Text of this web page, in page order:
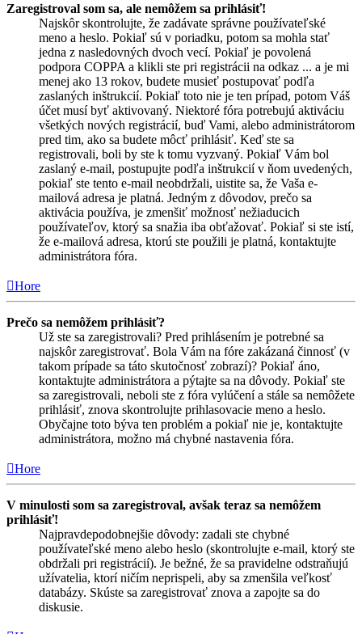
Zaregistroval som sa, ale nemôžem sa prihlásiť!
Najskôr skontrolujte, že zadávate správne používateľské
meno a heslo. Pokiaľ sú v poriadku, potom sa mohla stať
jedna z nasledovných dvoch vecí. Pokiaľ je povolená
podpora COPPA a klikli ste pri registrácii na odkaz ... a je mi
menej ako 13 rokov, budete musieť postupovať podľa
zaslaných inštrukcií. Pokiaľ toto nie je ten prípad, potom Váš
účet musí byť aktivovaný. Niektoré fóra potrebujú aktiváciu
všetkých nových registrácií, buď Vami, alebo administrátorom
pred tim, ako sa budete môcť prihlásiť. Keď ste sa
registrovali, boli by ste k tomu vyzvaný. Pokiaľ Vám bol
zaslaný e-mail, postupujte podľa inštrukcií v ňom uvedených,
pokiaľ ste tento e-mail neobdržali, uistite sa, že Vaša e-
mailová adresa je platná. Jedným z dôvodov, prečo sa
aktivácia používa, je zmenšiť možnosť nežiaducich
používateľov, ktorý sa snažia iba obťažovať. Pokiaľ si ste istí,
že e-mailová adresa, ktorú ste použili je platná, kontaktujte
administrátora fóra.
Hore
Prečo sa nemôžem prihlásiť?
Už ste sa zaregistrovali? Pred prihlásením je potrebné sa
najskôr zaregistrovať. Bola Vám na fóre zakázaná činnosť (v
takom prípade sa táto skutočnosť zobrazí)? Pokiaľ áno,
kontaktujte administrátora a pýtajte sa na dôvody. Pokiaľ ste
sa zaregistrovali, neboli ste z fóra vylúčení a stále sa nemôžete
prihlásiť, znova skontrolujte prihlasovacie meno a heslo.
Obyčajne toto býva ten problém a pokiaľ nie je, kontaktujte
administrátora, možno má chybné nastavenia fóra.
Hore
V minulosti som sa zaregistroval, avšak teraz sa nemôžem
prihlásiť!
Najpravdepodobnejšie dôvody: zadali ste chybné
používateľské meno alebo heslo (skontrolujte e-mail, ktorý ste
obdržali pri registrácií). Je bežné, že sa pravidelne odstraňujú
užívatelia, ktorí ničím neprispeli, aby sa zmenšila veľkosť
databázy. Skúste sa zaregistrovať znova a zapojte sa do
diskusie.